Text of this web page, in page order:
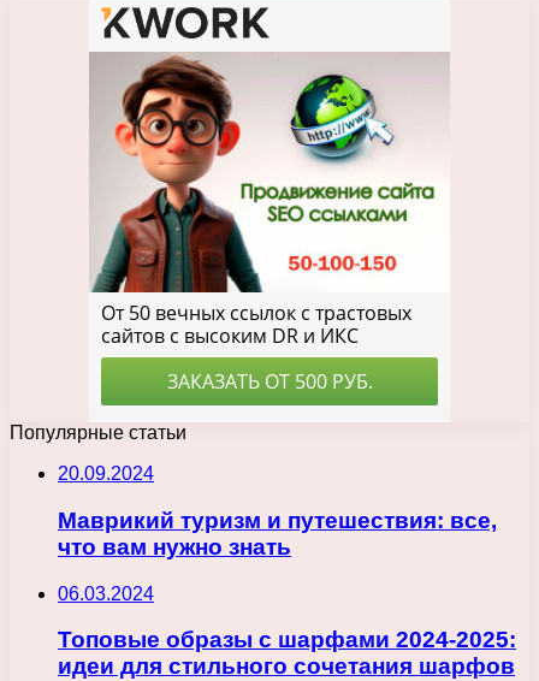
Популярные статьи
20.09.2024
Маврикий туризм и путешествия: все,
что вам нужно знать
06.03.2024
Топовые образы с шарфами 2024-2025:
идеи для стильного сочетания шарфов